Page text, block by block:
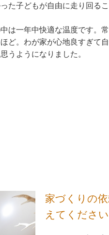
た子どもが自由に走り回る
は一年中快適な温度です。
ど。わが家が心地良すぎて
うようになりました。
家づくりの
えてください